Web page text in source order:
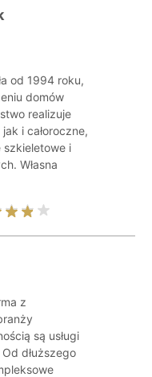
od 1994 roku,
domów
realizuje
i całoroczne,
i
Własna
z
są usługi
dłuższego